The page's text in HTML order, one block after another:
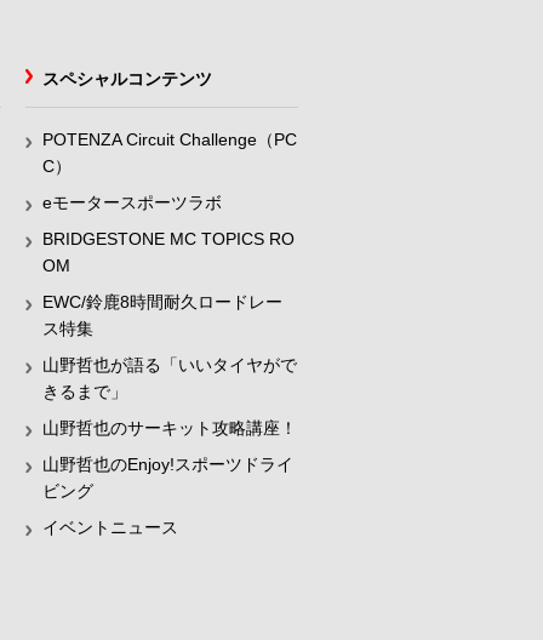
スペシャルコンテンツ
POTENZA Circuit Challenge（PC
C）
eモータースポーツラボ
BRIDGESTONE MC TOPICS RO
OM
EWC/鈴鹿8時間耐久ロードレー
ス特集
山野哲也が語る「いいタイヤがで
きるまで」
山野哲也のサーキット攻略講座！
山野哲也のEnjoy!スポーツドライ
ビング
イベントニュース